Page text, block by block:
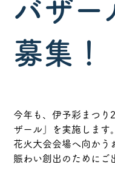
バザー
募集！
今年も、伊予彩まつり
ザール」を実施します。
花火大会会場へ向かう
賑わい創出のためにご